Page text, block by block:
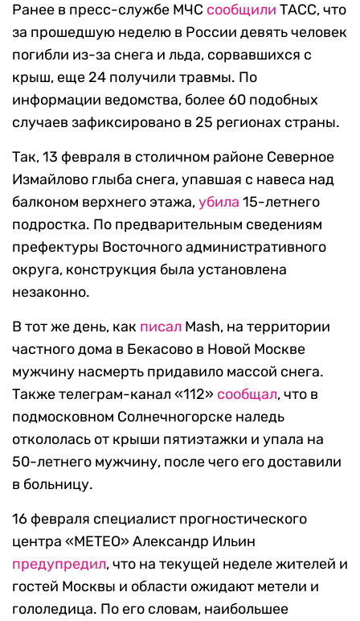
Ранее в пресс-службе МЧС сообщили ТАСС, что
за прошедшую неделю в России девять человек
погибли из-за снега и льда, сорвавшихся с
крыш, еще 24 получили травмы. По
информации ведомства, более 60 подобных
случаев зафиксировано в 25 регионах страны.
Так, 13 февраля в столичном районе Северное
Измайлово глыба снега, упавшая с навеса над
балконом верхнего этажа,убила 15-летнего
подростка. По предварительным сведениям
префектуры Восточного административного
округа, конструкция была установлена
незаконно.
В тот же день, как писал Mash, на территории
частного дома в Бекасово в Новой Москве
мужчину насмерть придавило массой снега.
Также телеграм-канал «112» сообщал, что в
подмосковном Солнечногорске наледь
откололась от крыши пятиэтажки и упала на
50-летнего мужчину, после чего его доставили
в больницу.
16 февраля специалист прогностического
центра «МЕТЕО» Александр Ильин
предупредил, что на текущей неделе жителей и
гостей Москвы и области ожидают метели и
гололедица. По его словам, наибольшее